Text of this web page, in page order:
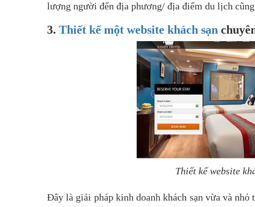
lượng người đến địa phương/ địa điểm du lịch
3. Thiết kế một website khách sạn
Thiết kế website
Đây là giải pháp kinh doanh khách sạn vừa và